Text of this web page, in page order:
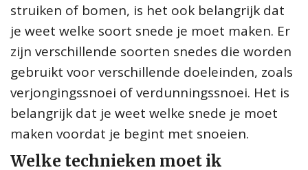
struiken of bomen, is het ook belangrijk dat
je weet welke soort snede je moet maken. Er
zijn verschillende soorten snedes die worden
gebruikt voor verschillende doeleinden, zoals
verjongingssnoei of verdunningssnoei. Het is
belangrijk dat je weet welke snede je moet
maken voordat je begint met snoeien.
Welke technieken moet ik